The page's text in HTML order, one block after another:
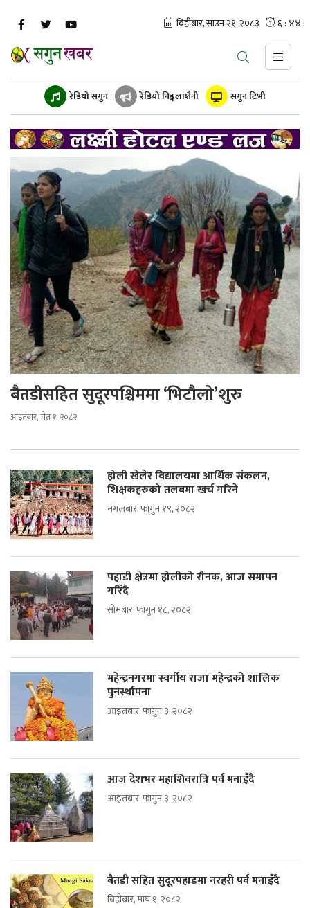
रेडियो सगुन रेडियो निङ्गलाशैनी सगुन टिभी
बैतडीसहित सुदूरपश्चिममा ‘भिटौलो’शुरु
आइतबार, चैत १, २०८२
होली खेलेर विद्यालयमा आर्थिक संकलन,
शिक्षकहरुको तलबमा खर्च गरिने
मंगलबार, फागुन १९, २०८२
पहाडी क्षेत्रमा होलीको रौनक, आज समापन
गरिँदै
सोमबार, फागुन १८, २०८२
महेन्द्रनगरमा स्वर्गीय राजा महेन्द्रको शालिक
पुनर्स्थापना
आइतबार, फागुन ३, २०८२
आज देशभर महाशिवरात्रि पर्व मनाइँदै
आइतबार, फागुन ३, २०८२
बैतडी सहित सुदूरपहाडमा नरहरी पर्व मनाइँदै
बिहीबार, माघ १, २०८२